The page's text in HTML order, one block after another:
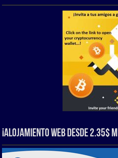
¡Alojamiento web Desde 2.35$